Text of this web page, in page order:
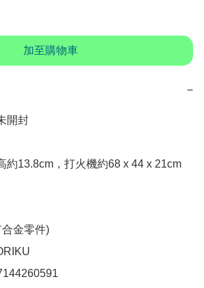
加至購物車
−
開封
約13.8cm，打火機約68 x 44 x 21cm
金零件)